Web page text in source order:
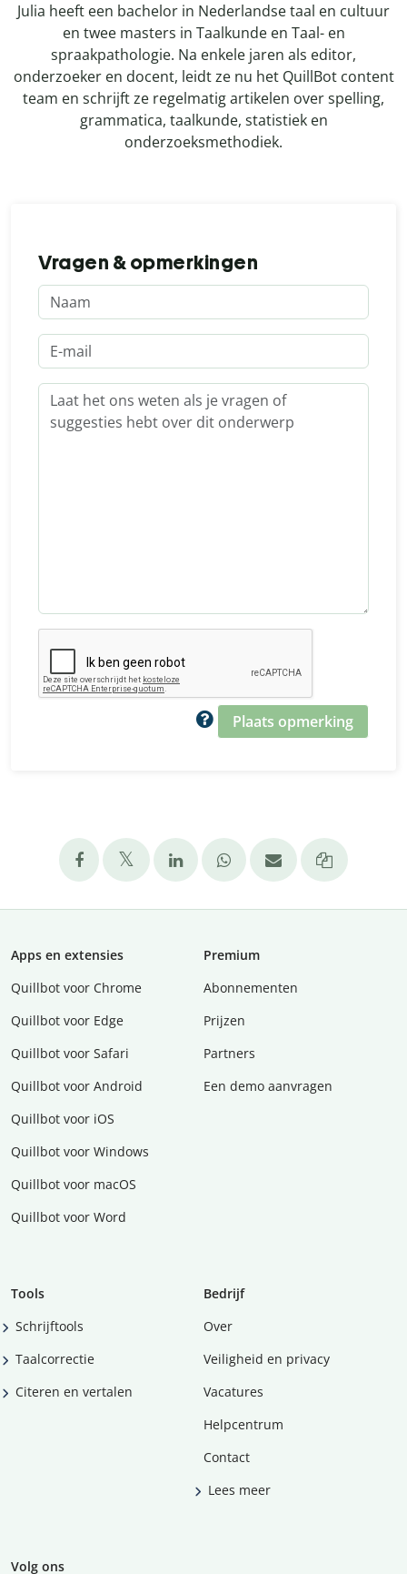
Julia heeft een bachelor in Nederlandse taal en cultuur
en twee masters in Taalkunde en Taal- en
spraakpathologie. Na enkele jaren als editor,
onderzoeker en docent, leidt ze nu het QuillBot content
team en schrijft ze regelmatig artikelen over spelling,
grammatica, taalkunde, statistiek en
onderzoeksmethodiek.
Vragen & opmerkingen
Plaats opmerking
Apps en extensies
Quillbot voor Chrome
Quillbot voor Edge
Quillbot voor Safari
Quillbot voor Android
Quillbot voor iOS
Quillbot voor Windows
Quillbot voor macOS
Quillbot voor Word
Premium
Abonnementen
Prijzen
Partners
Een demo aanvragen
Tools
Schrijftools
Taalcorrectie
Citeren en vertalen
Bedrijf
Over
Veiligheid en privacy
Vacatures
Helpcentrum
Contact
Lees meer
Volg ons